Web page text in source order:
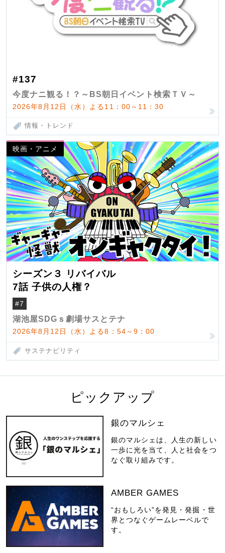
#137
今度ナニ観る！？～BS朝日イベント検索ＴＶ～
2026年8月12日（水）よる11：00～11：30
情報・トレンド
映画・アニメ
シーズン３ リバイバル
7話 子供の人権？
#7
湖池屋SDGｓ劇場サスとテナ
2026年8月12日（水）よる8：54～9：00
サステナビリティ
ピックアップ
銀のマルシェ
銀のマルシェは、人生の新しい
一歩に光を当て、人と社会をつ
なぐ取り組みです。
AMBER GAMES
“おもしろい”を発見・発掘・世
界とつなぐゲームレーベルで
す。